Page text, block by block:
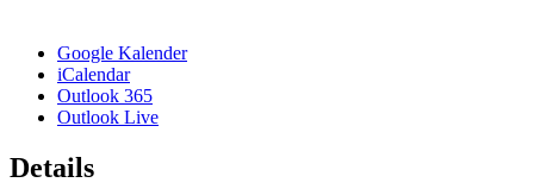
Google Kalender
iCalendar
Outlook 365
Outlook Live
Details